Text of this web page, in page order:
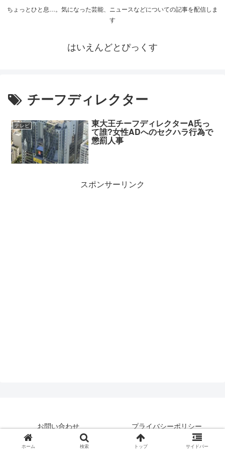
ちょっとひと息…。気になった芸能、ニュースなどについての記事を配信しま
す
はいえんどとぴっくす
チーフディレクター
テレビ 東大王チーフディレクターA氏っ
て誰?女性ADへのセクハラ行為で
懲罰人事
スポンサーリンク
お問い合わせ
プライバシーポリシー
© 2019 はいえんどとぴっくす.
ホーム 検索 トップ サイドバー